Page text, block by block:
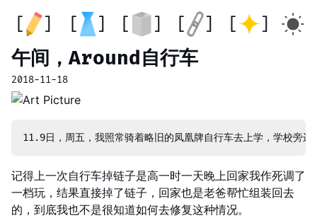
午间，Around自行车
2018-11-18
记得上一次自行车掉链子是高一时一天晚上回家我作死调了
一档玩，结果直接掉了链子，回家也是老爸帮忙组装回去
的，到底我也不是很知道如何去修复这种情况。